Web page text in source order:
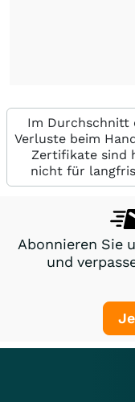
Im Durchschnitt
Verluste beim
Zertifikate sind
nicht für
Abonnieren Sie
und